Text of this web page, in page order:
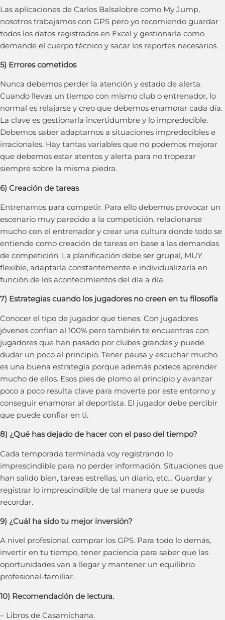
Las aplicaciones de Carlos Balsalobre como My Jump,
nosotros trabajamos con GPS pero yo recomiendo guardar
todos los datos registrados en Excel y gestionarla como
demande el cuerpo técnico y sacar los reportes necesarios.
5) Errores cometidos
Nunca debemos perder la atención y estado de alerta.
Cuando llevas un tiempo con mismo club o entrenador, lo
normal es relajarse y creo que debemos enamorar cada día.
La clave es gestionarla incertidumbre y lo impredecible.
Debemos saber adaptarnos a situaciones impredecibles e
irracionales. Hay tantas variables que no podemos mejorar
que debemos estar atentos y alerta para no tropezar
siempre sobre la misma piedra.
6) Creación de tareas
Entrenamos para competir. Para ello debemos provocar un
escenario muy parecido a la competición, relacionarse
mucho con el entrenador y crear una cultura donde todo se
entiende como creación de tareas en base a las demandas
de competición. La planificación debe ser grupal, MUY
flexible, adaptarla constantemente e individualizarla en
función de los acontecimientos del día a día.
7) Estrategias cuando los jugadores no creen en tu filosofía
Conocer el tipo de jugador que tienes. Con jugadores
jóvenes confían al 100% pero también te encuentras con
jugadores que han pasado por clubes grandes y puede
dudar un poco al principio. Tener pausa y escuchar mucho
es una buena estrategia porque además podeos aprender
mucho de ellos. Esos pies de plomo al principio y avanzar
poco a poco resulta clave para moverte por este entorno y
conseguir enamorar al deportista. El jugador debe percibir
que puede confiar en ti.
8) ¿Qué has dejado de hacer con el paso del tiempo?
Cada temporada terminada voy registrando lo
imprescindible para no perder información. Situaciones que
han salido bien, tareas estrellas, un diario, etc… Guardar y
registrar lo imprescindible de tal manera que se pueda
recordar.
9) ¿Cuál ha sido tu mejor inversión?
A nivel profesional, comprar los GPS. Para todo lo demás,
invertir en tu tiempo, tener paciencia para saber que las
oportunidades van a llegar y mantener un equilibrio
profesional-familiar.
10) Recomendación de lectura.
– Libros de Casamichana.